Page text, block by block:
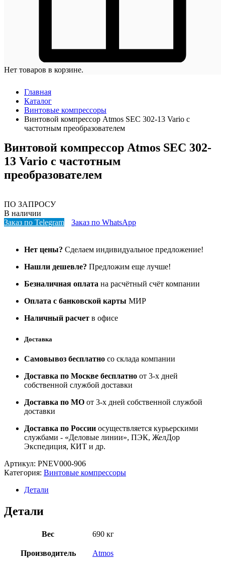
Нет товаров в корзине.
Главная
Каталог
Винтовые компрессоры
Винтовой компрессор Atmos SEC 302-13 Vario с
частотным преобразователем
Винтовой компрессор Atmos SEC 302-
13 Vario с частотным
преобразователем
ПО ЗАПРОСУ
В наличии
Заказ по Telegram
Заказ по WhatsApp
Нет цены? Сделаем индивидуальное предложение!
Нашли дешевле? Предложим еще лучше!
Безналичная оплата на расчётный счёт компании
Оплата с банковской карты МИР
Наличный расчет в офисе
Доставка
Самовывоз бесплатно со склада компании
Доставка по Москве бесплатно от 3-х дней
собственной службой доставки
Доставка по МО от 3-х дней собственной службой
доставки
Доставка по России осуществляется курьерскими
службами - «Деловые линии», ПЭК, ЖелДор
Экспедиция, КИТ и др.
Артикул: PNEV000-906
Категория: Винтовые компрессоры
Детали
Детали
Вес 690 кг
Производитель Atmos